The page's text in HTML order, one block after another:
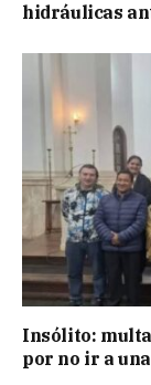
hidráulicas
Insólito:
por no ir a